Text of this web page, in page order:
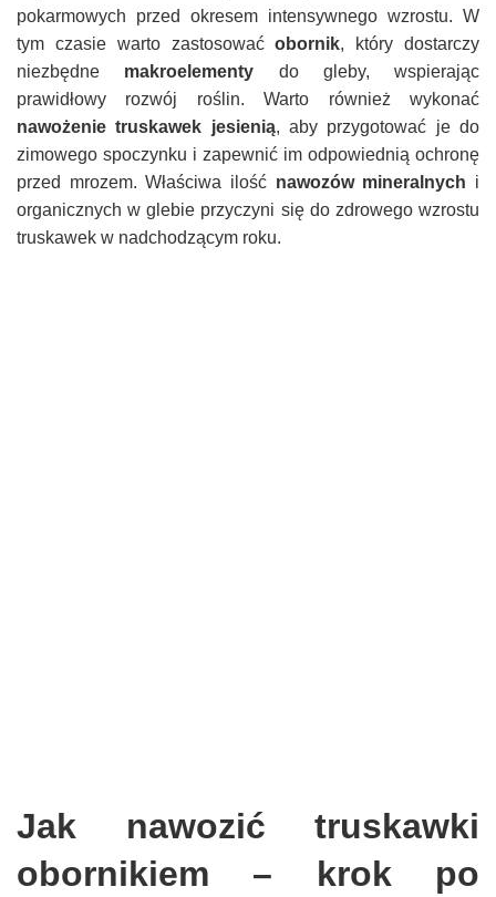
pokarmowych przed okresem intensywnego wzrostu. W
tym czasie warto zastosowaćobornik, który dostarczy
niezbędne makroelementy do gleby, wspierając
prawidłowy rozwój roślin. Warto również wykonać
nawożenie truskawek jesienią, aby przygotować je do
zimowego spoczynku i zapewnić im odpowiednią ochronę
przed mrozem. Właściwa ilość nawozów mineralnych i
organicznych w glebie przyczyni się do zdrowego wzrostu
truskawek w nadchodzącym roku.
Jak nawozić truskawki
obornikiem – krok po